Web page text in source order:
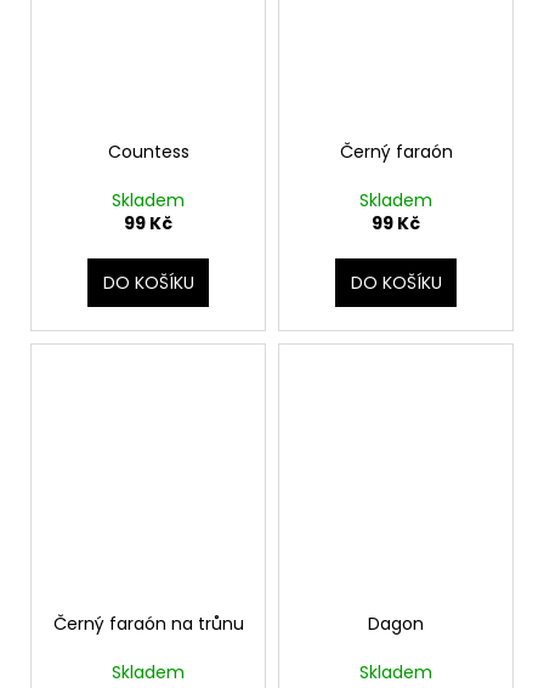
Countess
Skladem
99 Kč
DO KOŠÍKU
Černý faraón
Skladem
99 Kč
DO KOŠÍKU
Černý faraón na trůnu
Skladem
Dagon
Skladem